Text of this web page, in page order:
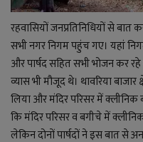
रहवासियों जनप्रतिनिधियों से
सभी नगर निगम पहुंच गए। यहां
और पार्षद सहित सभी भोजन कर रहे
व्यास भी मौजूद थे। थावरिया बाजार
लिया और मंदिर परिसर में क्लीनिक
कि मंदिर परिसर व बगीचे में क्लीनिक
लेकिन दोनों पार्षदों ने इस बात से